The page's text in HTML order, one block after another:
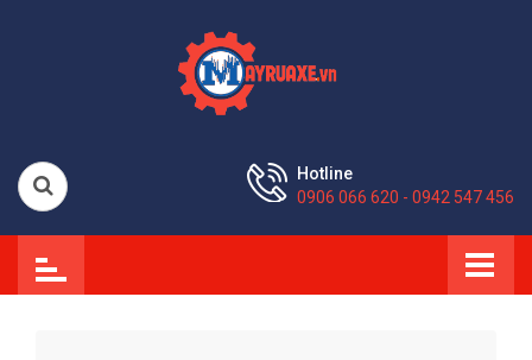
Hotline
0906 066 620 - 0942 547 456